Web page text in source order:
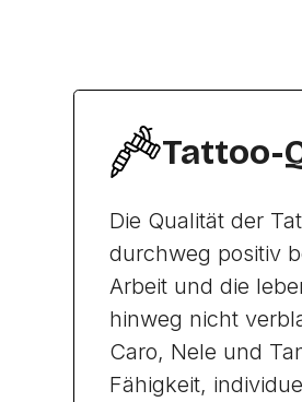
Tattoo-
Die Qualität der
durchweg positiv
Arbeit und die
hinweg nicht
Caro, Nele und
Fähigkeit,